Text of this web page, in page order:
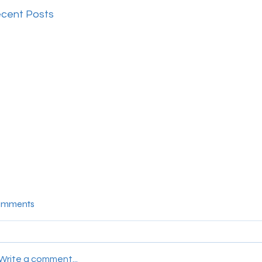
Posts
a comment...